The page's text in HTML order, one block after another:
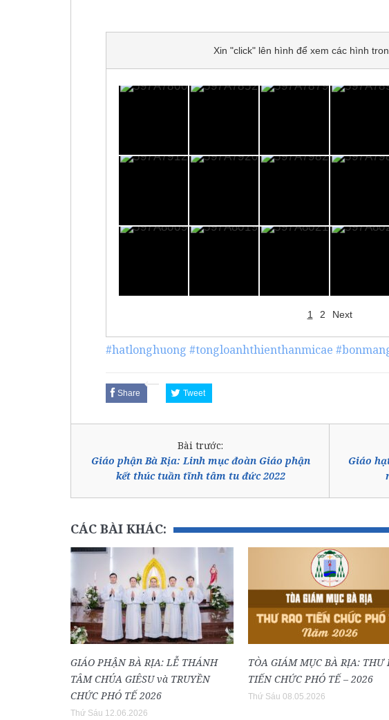
Xin "click" lên hình để xem các hình
1 2 Next
#hatlonghuong #tongloanhthienthanmicae
Share Tweet
Bài trước:
Giáo phận Bà Rịa: Linh mục đoàn Giáo phận
kết thúc tuần tĩnh tâm tu đức 2022
Giáo
CÁC BÀI KHÁC:
GIÁO PHẬN BÀ RỊA: LỄ THÁNH
TÂM CHÚA GIÊSU và TRUYỀN
CHỨC PHÓ TẾ 2026
Thứ Sáu 12.06.2026
TÒA GIÁM MỤC BÀ RỊA: THƯ
TIẾN CHỨC PHÓ TẾ – 2026
Thứ Sáu 08.05.2026